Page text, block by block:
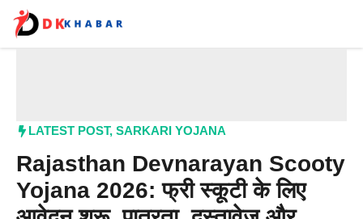
content
LATEST POST, SARKARI YOJANA
Rajasthan Devnarayan Scooty
Yojana 2026: फ्री स्कूटी के लिए